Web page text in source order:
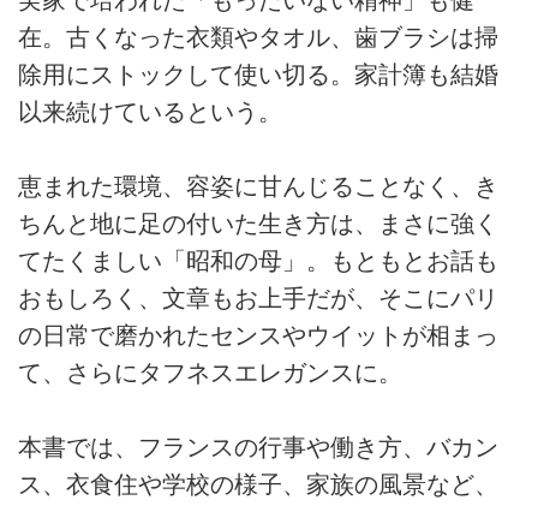
在。古くなった衣類やタオル、歯ブラシは掃
除用にストックして使い切る。家計簿も結婚
以来続けているという。
恵まれた環境、容姿に甘んじることなく、き
ちんと地に足の付いた生き方は、まさに強く
てたくましい「昭和の母」。もともとお話も
おもしろく、文章もお上手だが、そこにパリ
の日常で磨かれたセンスやウイットが相まっ
て、さらにタフネスエレガンスに。
本書では、フランスの行事や働き方、バカン
ス、衣食住や学校の様子、家族の風景など、